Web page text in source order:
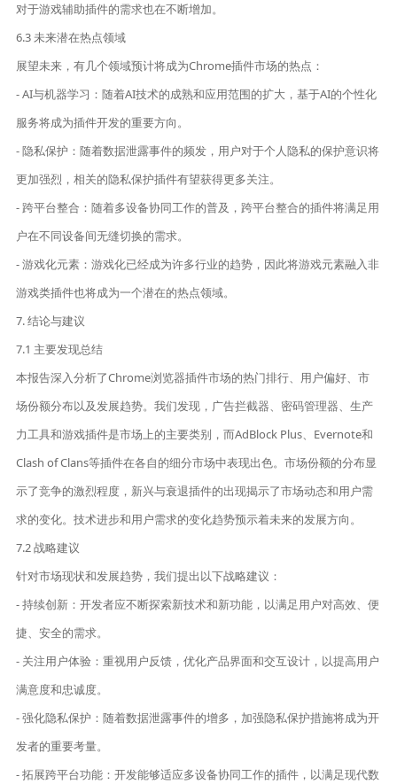
对于游戏辅助插件的需求也在不断增加。
6.3 未来潜在热点领域
展望未来，有几个领域预计将成为Chrome插件市场的热点：
- AI与机器学习：随着AI技术的成熟和应用范围的扩大，基于AI的个性化
服务将成为插件开发的重要方向。
- 隐私保护：随着数据泄露事件的频发，用户对于个人隐私的保护意识将
更加强烈，相关的隐私保护插件有望获得更多关注。
- 跨平台整合：随着多设备协同工作的普及，跨平台整合的插件将满足用
户在不同设备间无缝切换的需求。
- 游戏化元素：游戏化已经成为许多行业的趋势，因此将游戏元素融入非
游戏类插件也将成为一个潜在的热点领域。
7. 结论与建议
7.1 主要发现总结
本报告深入分析了Chrome浏览器插件市场的热门排行、用户偏好、市
场份额分布以及发展趋势。我们发现，广告拦截器、密码管理器、生产
力工具和游戏插件是市场上的主要类别，而AdBlock Plus、Evernote和
Clash of Clans等插件在各自的细分市场中表现出色。市场份额的分布显
示了竞争的激烈程度，新兴与衰退插件的出现揭示了市场动态和用户需
求的变化。技术进步和用户需求的变化趋势预示着未来的发展方向。
7.2 战略建议
针对市场现状和发展趋势，我们提出以下战略建议：
- 持续创新：开发者应不断探索新技术和新功能，以满足用户对高效、便
捷、安全的需求。
- 关注用户体验：重视用户反馈，优化产品界面和交互设计，以提高用户
满意度和忠诚度。
- 强化隐私保护：随着数据泄露事件的增多，加强隐私保护措施将成为开
发者的重要考量。
- 拓展跨平台功能：开发能够适应多设备协同工作的插件，以满足现代数